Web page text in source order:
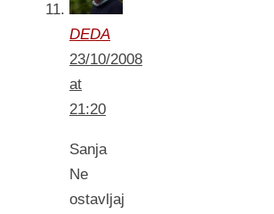
DEDA
23/10/2008
at
21:20
Sanja
Ne
ostavljaj